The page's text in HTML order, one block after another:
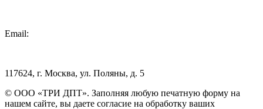
Email:
117624, г. Москва, ул. Поляны, д. 5
© ООО «ТРИ ДПТ». Заполняя любую печатную форму на
нашем сайте, вы даете согласие на обработку ваших